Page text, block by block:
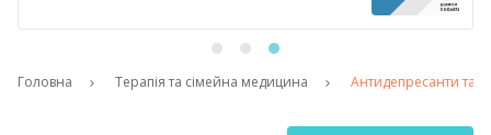
Головна Терапія та сімейна медицина Антидепресанти та